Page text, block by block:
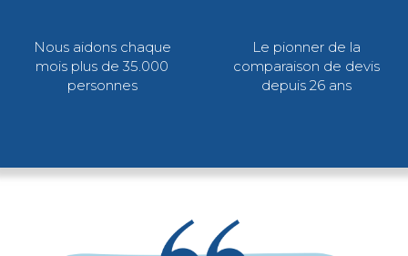
Nous aidons chaque
mois plus de 35.000
personnes
Le pionner de la
comparaison de devis
depuis 26 ans